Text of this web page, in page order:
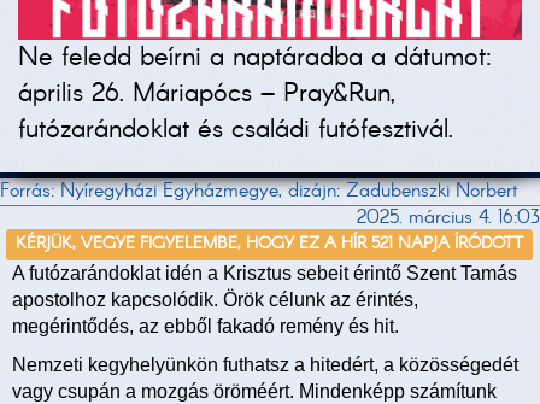
Ne feledd beírni a naptáradba a dátumot:
április 26. Máriapócs – Pray&Run,
futózarándoklat és családi futófesztivál.
Forrás: Nyíregyházi Egyházmegye, dizájn: Zadubenszki Norbert
2025. március 4. 16:03
KÉRJÜK, VEGYE FIGYELEMBE, HOGY EZ A HÍR 521 NAPJA ÍRÓDOTT
A futózarándoklat idén a Krisztus sebeit érintő Szent Tamás
apostolhoz kapcsolódik. Örök célunk az érintés,
megérintődés, az ebből fakadó remény és hit.
Nemzeti kegyhelyünkön futhatsz a hitedért, a közösségedét
vagy csupán a mozgás öröméért. Mindenképp számítunk